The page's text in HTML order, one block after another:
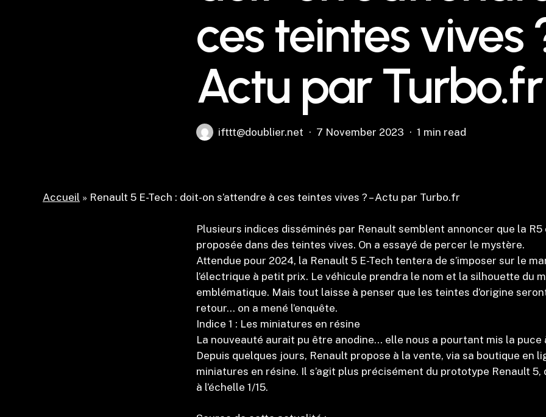
ces teintes vives
Actu par Turbo.fr
ifttt@doublier.net 7 November 2023 1 min read
Accueil » Renault 5 E-Tech : doit-on s’attendre à ces teintes vives ? – Actu par Turbo.fr
Plusieurs indices disséminés par Renault semblent annoncer que la
proposée dans des teintes vives. On a essayé de percer le mystère.
Attendue pour 2024, la Renault 5 E-Tech tentera de s’imposer sur le
l’électrique à petit prix. Le véhicule prendra le nom et la silhouette du
emblématique. Mais tout laisse à penser que les teintes d’origine
retour… on a mené l’enquête.
Indice 1 : Les miniatures en résine
La nouveauté aurait pu être anodine… elle nous a pourtant mis la puce
Depuis quelques jours, Renault propose à la vente, via sa boutique en
miniatures en résine. Il s’agit plus précisément du prototype Renault 5,
à l’échelle 1/15.